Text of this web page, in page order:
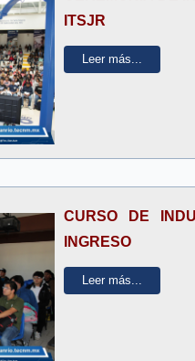
ITSJR
Leer más...
CURSO DE
INGRESO
Leer más...